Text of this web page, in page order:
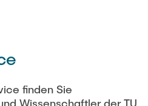
finden Sie
Wissenschaftler der TU